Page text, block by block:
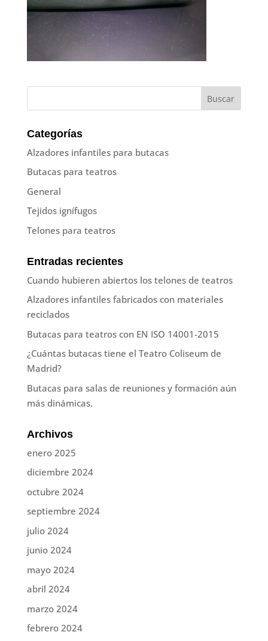
Categorías
Alzadores infantiles para butacas
Butacas para teatros
General
Tejidos ignífugos
Telones para teatros
Entradas recientes
Cuando hubieren abiertos los telones de teatros
Alzadores infantiles fabricados con materiales
reciclados
Butacas para teatros con EN ISO 14001-2015
¿Cuántas butacas tiene el Teatro Coliseum de
Madrid?
Butacas para salas de reuniones y formación aún
más dinámicas.
Archivos
enero 2025
diciembre 2024
octubre 2024
septiembre 2024
julio 2024
junio 2024
mayo 2024
abril 2024
marzo 2024
febrero 2024